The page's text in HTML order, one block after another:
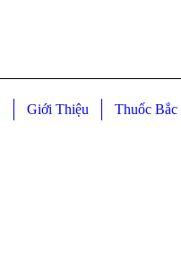
Giới Thiệu Thuốc